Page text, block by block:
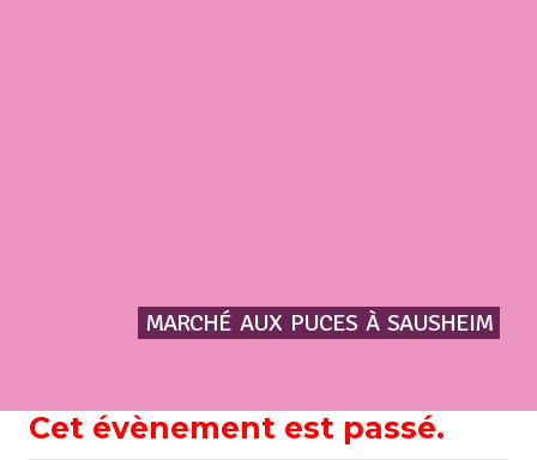
MARCHÉ AUX PUCES À SAUSHEIM
Cet évènement est passé.